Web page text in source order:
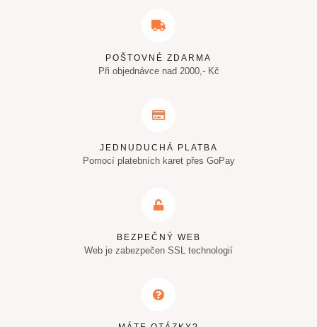
POŠTOVNÉ ZDARMA
Při objednávce nad 2000,- Kč
JEDNUDUCHÁ PLATBA
Pomocí platebních karet přes GoPay
BEZPEČNÝ WEB
Web je zabezpečen SSL technologií